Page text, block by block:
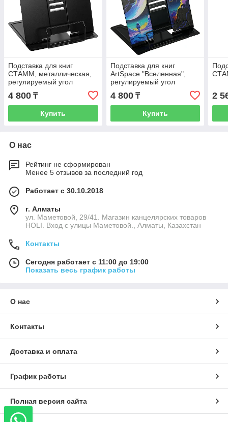
Подставка для книг
СТАММ, металлическая,
регулируемый угол
наклона, черная
4 800 ₸
Купить
Подставка для книг
ArtSpace "Вселенная",
регулируемый угол
наклона
4 800₸
Купить
2
О нас
Рейтинг не сформирован
Менее 5 отзывов за последний год
Работает с 30.10.2018
г. Алматы
ул. Маметовой, 29/41. Магазин канцелярских товаров
HOLI. Вход с улицы Маметовой., Алматы, Казахстан
Контакты
Сегодня работает с 11:00 до 19:00
Показать весь график работы
О нас
Контакты
Доставка и оплата
График работы
Полная версия сайта